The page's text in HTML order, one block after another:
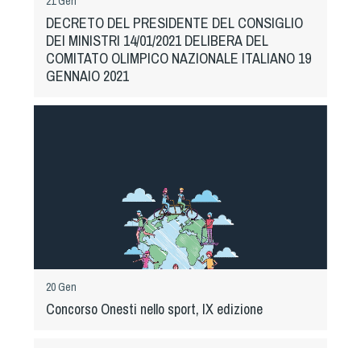
DECRETO DEL PRESIDENTE DEL CONSIGLIO
DEI MINISTRI 14/01/2021 DELIBERA DEL
COMITATO OLIMPICO NAZIONALE ITALIANO 19
GENNAIO 2021
20 Gen
Concorso Onesti nello sport, IX edizione
Calendario Manifestazioni
Organi di Giustizia - Dispositivi
English e Training Sporting
Tiro a Palla